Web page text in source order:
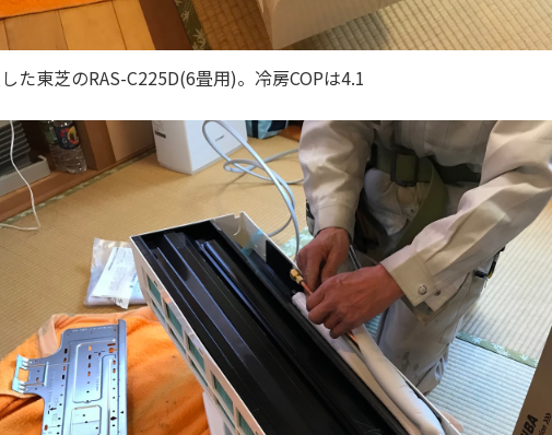
た東芝のRAS-C225D(6畳用)。冷房COPは4.1